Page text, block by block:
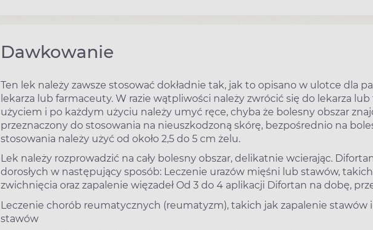
Dawkowanie
Ten lek należy zawsze stosować dokładnie tak, jak to opisano w ulotce dla
lekarza lub farmaceuty. W razie wątpliwości należy zwrócić się do lekarza
użyciem i po każdym użyciu należy umyć ręce, chyba że bolesny obszar
przeznaczony do stosowania na nieuszkodzoną skórę, bezpośrednio na
stosowania należy użyć od około 2,5 do 5 cm żelu.
Lek należy rozprowadzić na cały bolesny obszar, delikatnie wcierając.
dorosłych w następujący sposób: Leczenie urazów mięśni lub stawów,
zwichnięcia oraz zapalenie więzadeł Od 3 do 4 aplikacji Difortan na dobę,
Leczenie chorób reumatycznych (reumatyzm), takich jak zapalenie stawów
stawów